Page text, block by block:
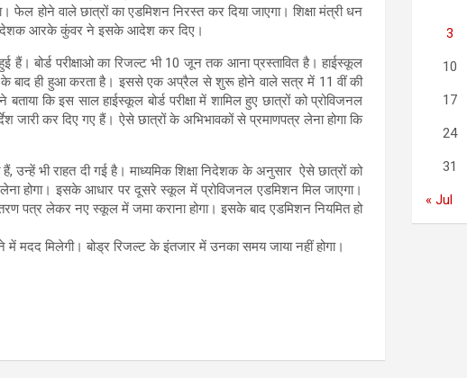
फेल होने वाले छात्रों का एडमिशन निरस्त कर दिया जाएगा। शिक्षा मंत्री धन
निदेशक आरके कुंवर ने इसके आदेश कर दिए।
हैं। बोर्ड परीक्षाओ का रिजल्ट भी 10 जून तक आना प्रस्तावित है। हाईस्कूल
के बाद ही हुआ करता है। इससे एक अप्रैल से शुरू होने वाले सत्र में 11 वीं की
कि इस साल हाईस्कूल बोर्ड परीक्षा में शामिल हुए छात्रों को प्रोविजनल
जारी कर दिए गए हैं। ऐसे छात्रों के अभिभावकों से प्रमाणपत्र लेना होगा कि
भी राहत दी गई है। माध्यमिक शिक्षा निदेशक के अनुसार ऐसे छात्रों को
लेना होगा। इसके आधार पर दूसरे स्कूल में प्रोविजनल एडमिशन मिल जाएगा।
पत्र लेकर नए स्कूल में जमा कराना होगा। इसके बाद एडमिशन नियमित हो
मदद मिलेगी। बोड्र रिजल्ट के इंतजार में उनका समय जाया नहीं होगा।
3
10
17
24
31
« Jul